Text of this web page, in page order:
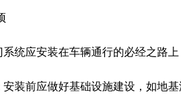
应安装在车辆通行的必经之路上
前应做好基础设施建设，如地基